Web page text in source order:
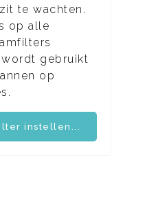
te wachten.
op alle
gebruikt
op
instellen...